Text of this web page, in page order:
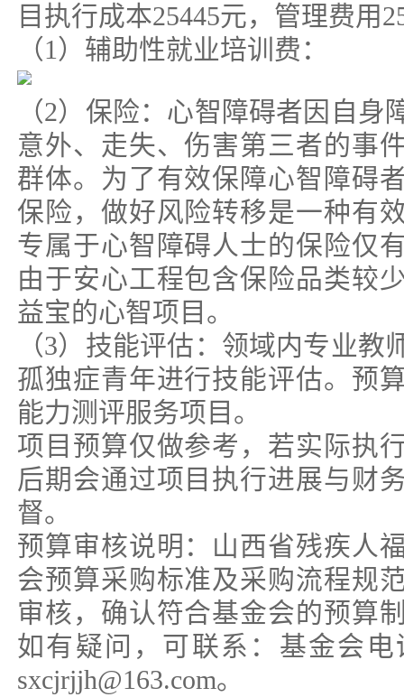
目执行成本25445元，管理费用
（1）辅助性就业培训费：
（2）保险：心智障碍者因自身
意外、走失、伤害第三者的事
群体。为了有效保障心智障碍
保险，做好风险转移是一种有
专属于心智障碍人士的保险仅
由于安心工程包含保险品类较
益宝的心智项目。
（3）技能评估：领域内专业教
孤独症青年进行技能评估。预
能力测评服务项目。
项目预算仅做参考，若实际执
后期会通过项目执行进展与财
督。
预算审核说明：山西省残疾人
会预算采购标准及采购流程规
审核，确认符合基金会的预算
如有疑问，可联系：基金会电
sxcjrjjh@163.com。